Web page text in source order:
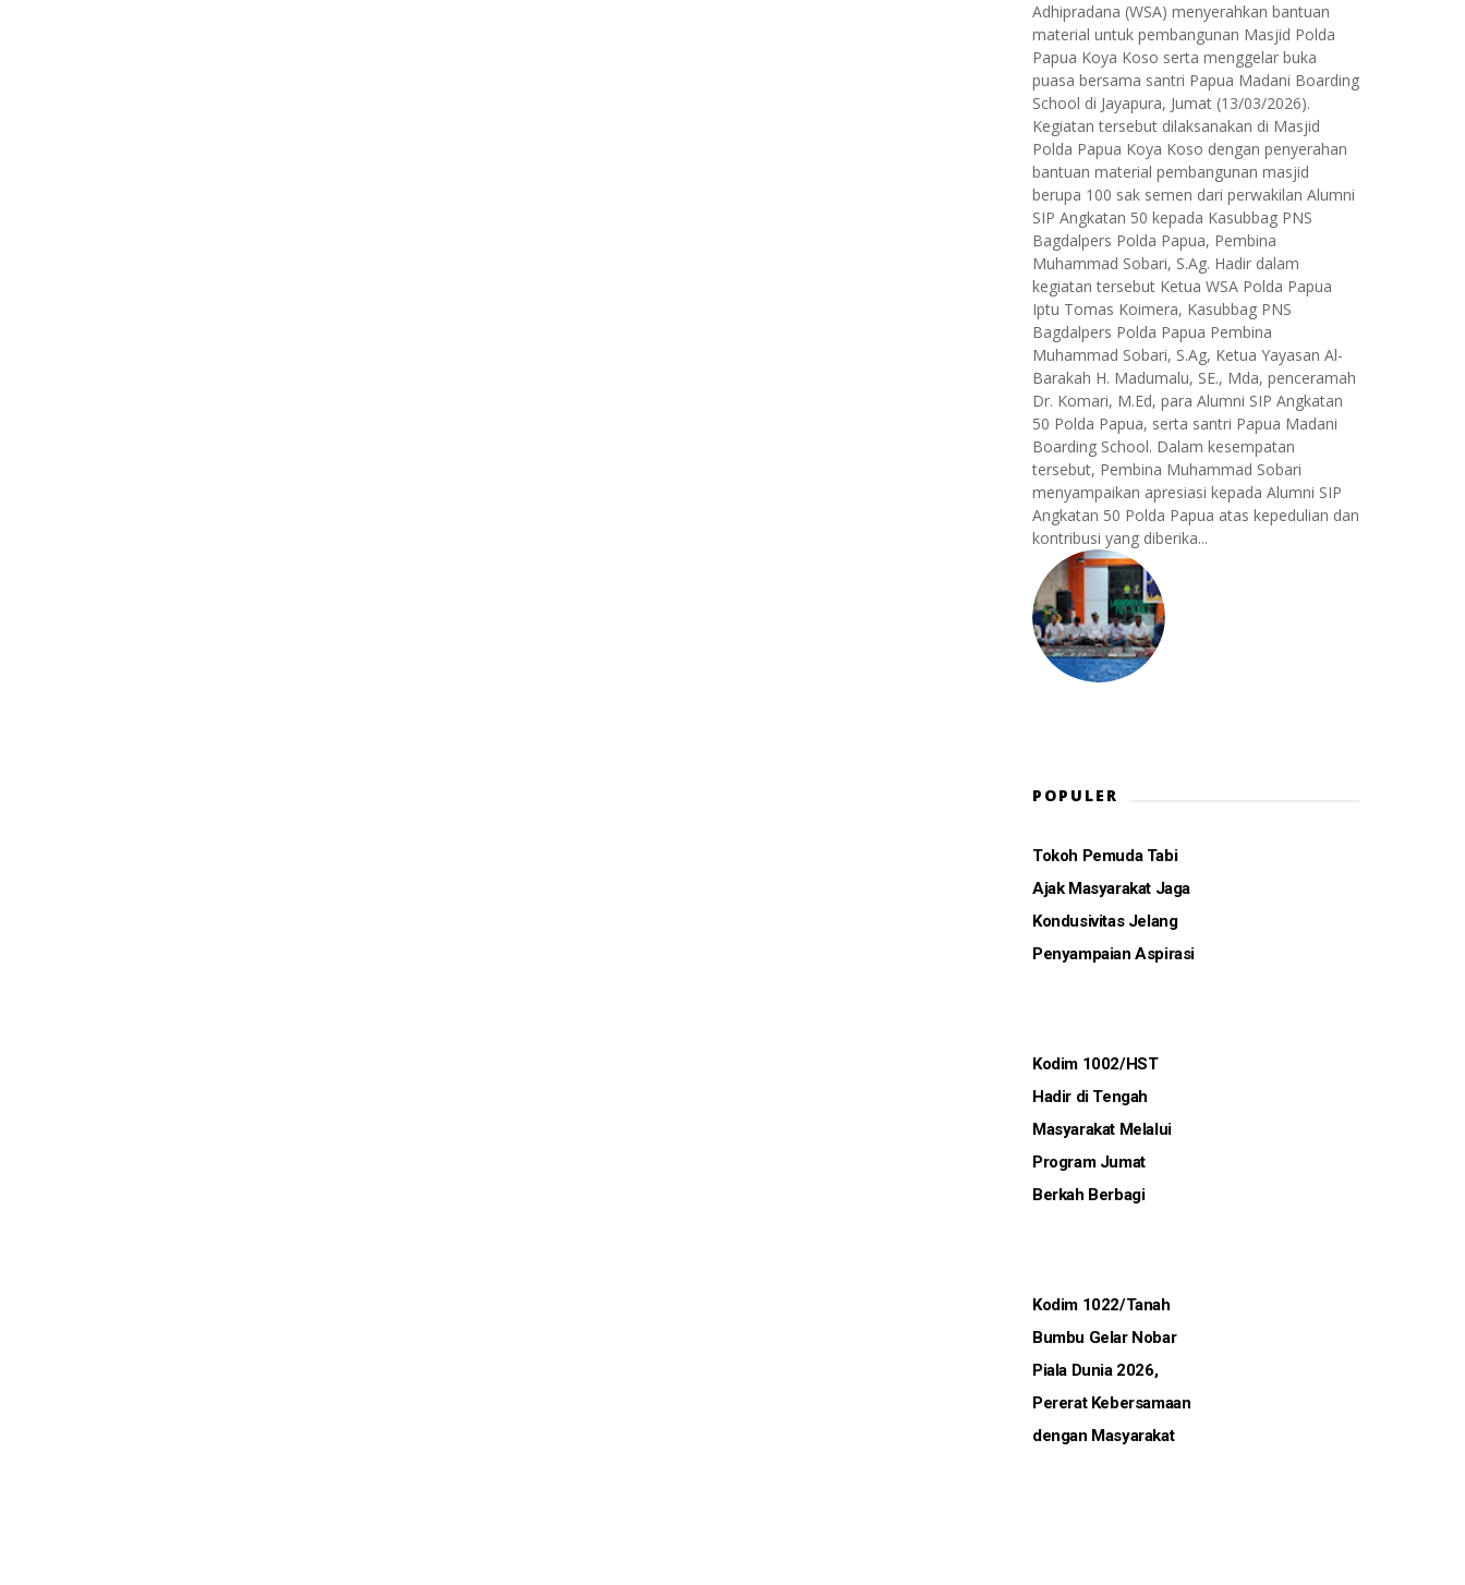
Adhipradana (WSA) menyerahkan bantuan
material untuk pembangunan Masjid Polda
Papua Koya Koso serta menggelar buka
puasa bersama santri Papua Madani Boarding
School di Jayapura, Jumat (13/03/2026).
Kegiatan tersebut dilaksanakan di Masjid
Polda Papua Koya Koso dengan penyerahan
bantuan material pembangunan masjid
berupa 100 sak semen dari perwakilan Alumni
SIP Angkatan 50 kepada Kasubbag PNS
Bagdalpers Polda Papua, Pembina
Muhammad Sobari, S.Ag. Hadir dalam
kegiatan tersebut Ketua WSA Polda Papua
Iptu Tomas Koimera, Kasubbag PNS
Bagdalpers Polda Papua Pembina
Muhammad Sobari, S.Ag, Ketua Yayasan Al-
Barakah H. Madumalu, SE., Mda, penceramah
Dr. Komari, M.Ed, para Alumni SIP Angkatan
50 Polda Papua, serta santri Papua Madani
Boarding School. Dalam kesempatan
tersebut, Pembina Muhammad Sobari
menyampaikan apresiasi kepada Alumni SIP
Angkatan 50 Polda Papua atas kepedulian dan
kontribusi yang diberika...
POPULER
Tokoh Pemuda Tabi
Ajak Masyarakat Jaga
Kondusivitas Jelang
Penyampaian Aspirasi
Kodim 1002/HST
Hadir di Tengah
Masyarakat Melalui
Program Jumat
Berkah Berbagi
Kodim 1022/Tanah
Bumbu Gelar Nobar
Piala Dunia 2026,
Pererat Kebersamaan
dengan Masyarakat